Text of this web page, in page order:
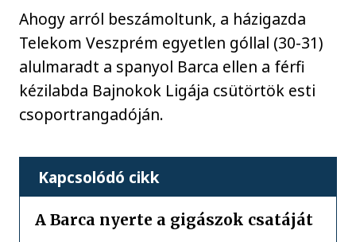
Ahogy arról beszámoltunk, a házigazda
Telekom Veszprém egyetlen góllal (30-31)
alulmaradt a spanyol Barca ellen a férfi
kézilabda Bajnokok Ligája csütörtök esti
csoportrangadóján.
Kapcsolódó cikk
A Barca nyerte a gigászok csatáját